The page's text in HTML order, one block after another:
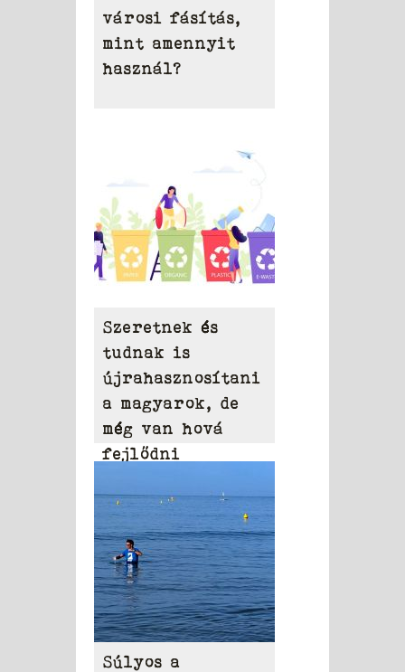
városi fásítás,
mint amennyit
használ?
Szeretnek és
tudnak is
újrahasznosítani
a magyarok, de
még van hová
fejlődni
Súlyos a